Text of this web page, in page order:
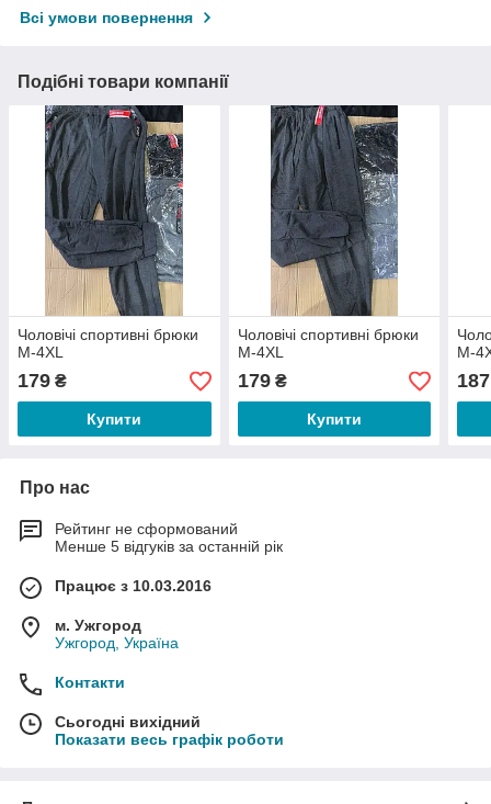
Всі умови повернення
Подібні товари компанії
Чоловічі спортивні брюки
М-4XL
179 ₴
Купити
Чоловічі спортивні брюки
М-4XL
179₴
Купити
М-
187
Про нас
Рейтинг не сформований
Менше 5 відгуків за останній рік
Працює з 10.03.2016
м. Ужгород
Ужгород, Україна
Контакти
Сьогодні вихідний
Показати весь графік роботи